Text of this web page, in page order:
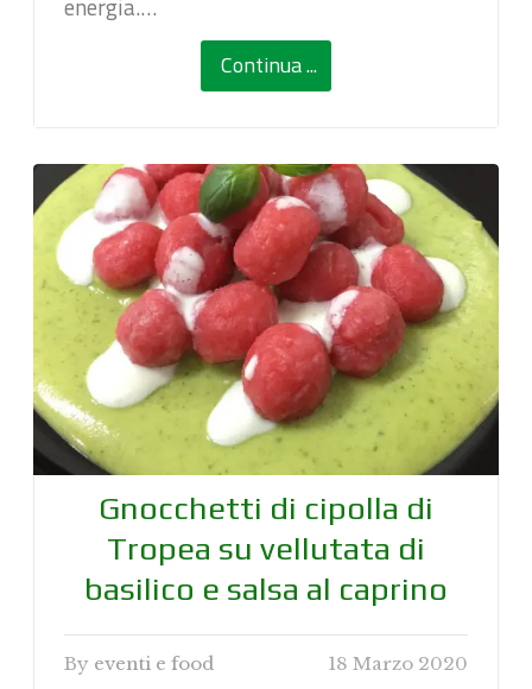
Continua ...
Gnocchetti di cipolla di
Tropea su vellutata di
basilico e salsa al caprino
By eventi e food 18 Marzo 2020